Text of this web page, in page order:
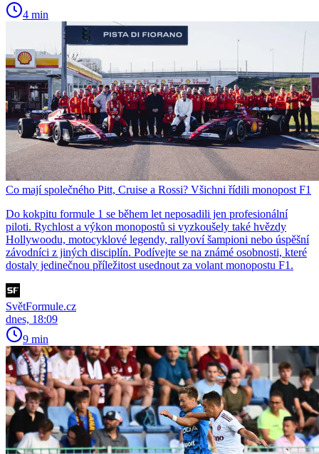
4 min
Co mají společného Pitt, Cruise a Rossi? Všichni řídili monopost F1
Do kokpitu formule 1 se během let neposadili jen profesionální
piloti. Rychlost a výkon monopostů si vyzkoušely také hvězdy
Hollywoodu, motocyklové legendy, rallyoví šampioni nebo úspěšní
závodníci z jiných disciplín. Podívejte se na známé osobnosti, které
dostaly jedinečnou příležitost usednout za volant monopostu F1.
SvětFormule.cz
dnes, 18:09
9 min